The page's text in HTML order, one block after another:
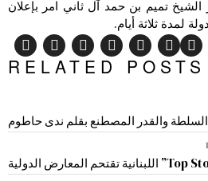
تميم بن حمد آل ثاني امر بإعلان
لمدة ثلاثة أيام.
RELATED POSTS
والقدر المصطنع بقلم ندى حاطوم